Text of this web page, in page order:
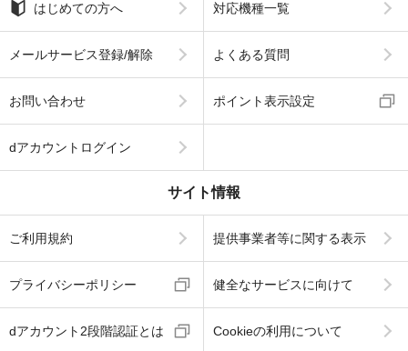
はじめての方へ 対応機種一覧
メールサービス登録/解除 よくある質問
お問い合わせ ポイント表示設定
dアカウントログイン
サイト情報
ご利用規約 提供事業者等に関する表示
プライバシーポリシー 健全なサービスに向けて
dアカウント2段階認証とは Cookieの利用について